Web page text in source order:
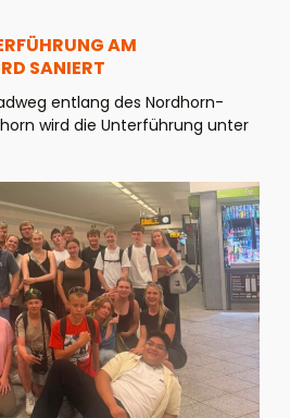
AM
SANIERT
entlang des Nordhorn-
wird die Unterführung unter